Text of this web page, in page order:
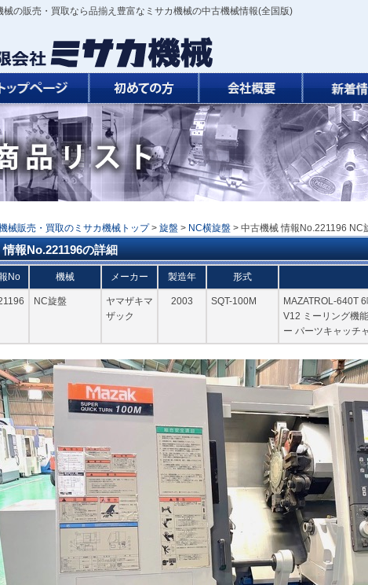
械の販売・買取なら品揃え豊富なミサカ機械の中古機械情報(全国版)
械販売・買取のミサカ機械トップ > 旋盤 > NC横旋盤 > 中古機械 情報No.221196 NC
情報No.221196の詳細
No 機械 メーカー 製造年 形式
NC旋盤
ヤマザキマ
ザック
2003 SQT-100M
MAZATROL-640T
V12 ミーリング機
ー パーツキャッチ